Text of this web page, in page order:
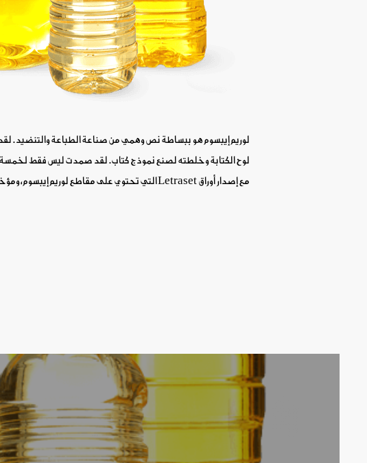
لوريم إيبسوم هو ببساطة نص وهمي من صناعة الطباعة والتنضيد.
لوح الكتابة وخلطته لصنع نموذج كتاب.لقد صمدت ليس فقط لخمسة
مع إصدار أوراق Letraset التي تحتوي على مقاطع لوريم إيبسوم، ومؤخراً مع ظهور برامج النشر المكتبي مثل Aldus PageMaker والتي تضمنت إصدارات لوريم إيبسوم.